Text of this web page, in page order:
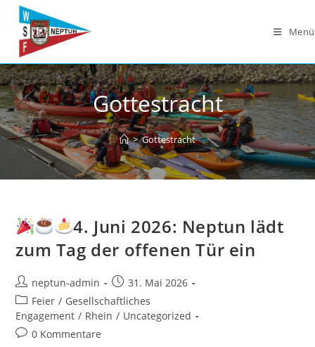
Zum
Inhalt
springen
Menü
Gottestracht
> Gottestracht
4. Juni 2026: Neptun lädt
zum Tag der offenen Tür ein
Beitrags-
Autor:
neptun-admin
Beitrag
veröffentlicht:
31. Mai 2026
Beitrags-
Kategorie:
Feier / Gesellschaftliches
Engagement / Rhein / Uncategorized
Beitrags-
0 Kommentare